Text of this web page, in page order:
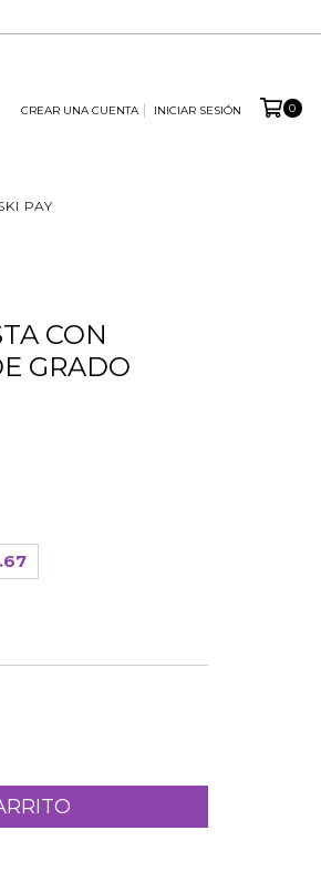
CREAR UNA CUENTA INICIAR SESIÓN 0
PAY
CON
GRADO